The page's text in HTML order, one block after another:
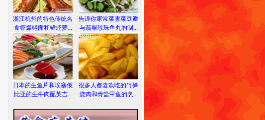
浙江杭州的特色传统名
食虾爆鳝面和鲜蛏萝...
日本的生鱼片和埃塞俄
比亚的生牛肉配英吉...
告诉你家常菜雪菜豆瓣
与翡翠珍珠鱼丸的制...
很多人都喜欢吃的竹笋
烧肉和青盐甲鱼的烹...